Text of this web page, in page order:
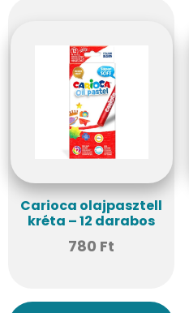
Carioca olajpasztell
kréta – 12 darabos
780 Ft